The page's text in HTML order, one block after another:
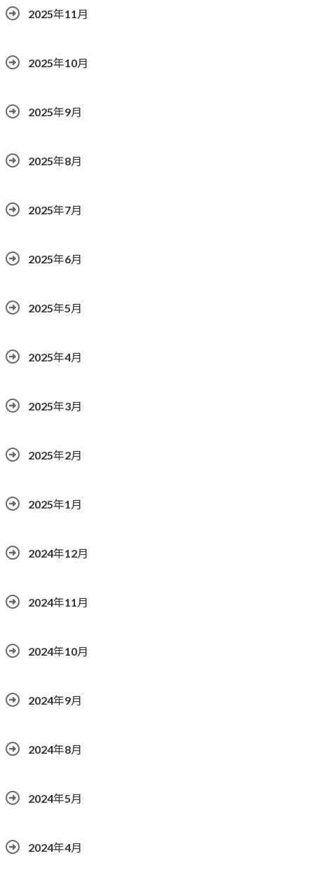
2025年11月
2025年10月
2025年9月
2025年8月
2025年7月
2025年6月
2025年5月
2025年4月
2025年3月
2025年2月
2025年1月
2024年12月
2024年11月
2024年10月
2024年9月
2024年8月
2024年5月
2024年4月